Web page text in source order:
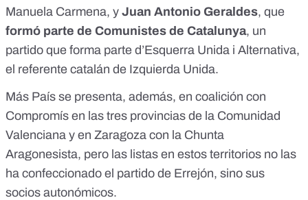
Manuela Carmena, y Juan Antonio Geraldes, que
formó parte de Comunistes de Catalunya, un
partido que forma parte d’Esquerra Unida i Alternativa,
el referente catalán de Izquierda Unida.
Más País se presenta, además, en coalición con
Compromís en las tres provincias de la Comunidad
Valenciana y en Zaragoza con la Chunta
Aragonesista, pero las listas en estos territorios no las
ha confeccionado el partido de Errejón, sino sus
socios autonómicos.